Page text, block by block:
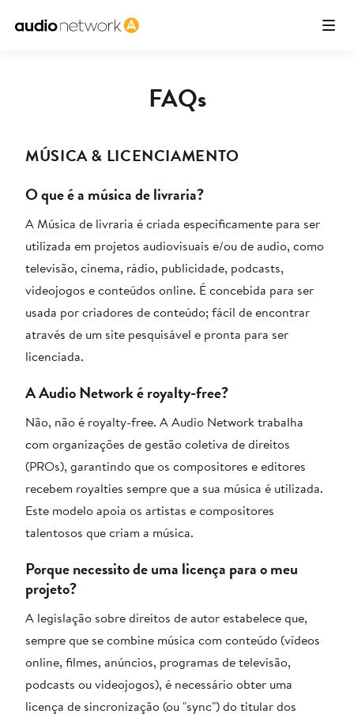
FAQs
MÚSICA & LICENCIAMENTO
O que é a música de livraria?
A Música de livraria é criada especificamente para ser
utilizada em projetos audiovisuais e/ou de audio, como
televisão, cinema, rádio, publicidade, podcasts,
videojogos e conteúdos online. É concebida para ser
usada por criadores de conteúdo; fácil de encontrar
através de um site pesquisável e pronta para ser
licenciada.
A Audio Network é royalty-free?
Não, não é royalty-free. A Audio Network trabalha
com organizações de gestão coletiva de direitos
(PROs), garantindo que os compositores e editores
recebem royalties sempre que a sua música é utilizada.
Este modelo apoia os artistas e compositores
talentosos que criam a música.
Porque necessito de uma licença para o meu
projeto?
A legislação sobre direitos de autor estabelece que,
sempre que se combine música com conteúdo (vídeos
online, filmes, anúncios, programas de televisão,
podcasts ou videojogos), é necessário obter uma
licença de sincronização (ou "sync") do titular dos